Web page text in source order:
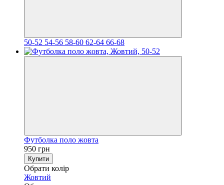
50-52 54-56 58-60 62-64 66-68
Футболка поло жовта
950 грн
Купити
Обрати колір
Жовтий